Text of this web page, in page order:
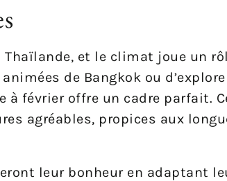
Thaïlande, et le climat joue un
de Bangkok ou
à février offre un cadre parfait.
agréables, propices aux
leur bonheur en adaptant